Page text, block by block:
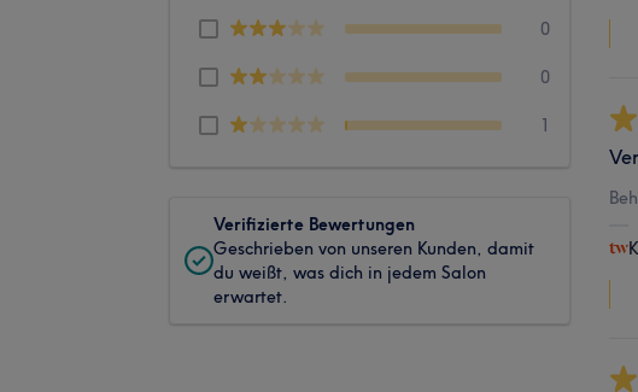
0
0
1
Verifizierte Bewertungen
Geschrieben von unseren Kunden, damit
du weißt, was dich in jedem Salon
erwartet.